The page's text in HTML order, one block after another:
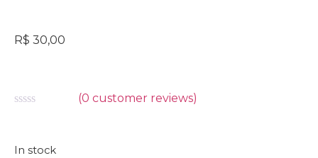
R$ 30,00
5
(0 customer reviews)
In stock